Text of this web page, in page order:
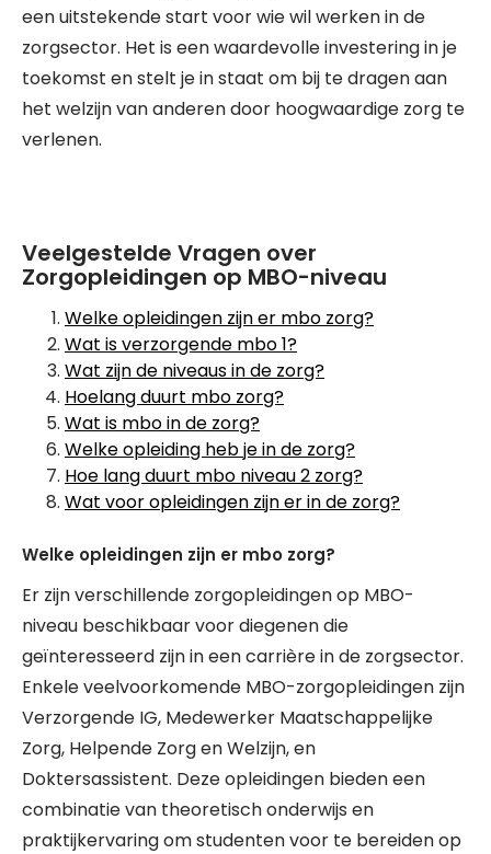
een uitstekende start voor wie wil werken in de
zorgsector. Het is een waardevolle investering in je
toekomst en stelt je in staat om bij te dragen aan
het welzijn van anderen door hoogwaardige zorg te
verlenen.
Veelgestelde Vragen over
Zorgopleidingen op MBO-niveau
Welke opleidingen zijn er mbo zorg?
Wat is verzorgende mbo 1?
Wat zijn de niveaus in de zorg?
Hoelang duurt mbo zorg?
Wat is mbo in de zorg?
Welke opleiding heb je in de zorg?
Hoe lang duurt mbo niveau 2 zorg?
Wat voor opleidingen zijn er in de zorg?
Welke opleidingen zijn er mbo zorg?
Er zijn verschillende zorgopleidingen op MBO-
niveau beschikbaar voor diegenen die
geïnteresseerd zijn in een carrière in de zorgsector.
Enkele veelvoorkomende MBO-zorgopleidingen zijn
Verzorgende IG, Medewerker Maatschappelijke
Zorg, Helpende Zorg en Welzijn, en
Doktersassistent. Deze opleidingen bieden een
combinatie van theoretisch onderwijs en
praktijkervaring om studenten voor te bereiden op